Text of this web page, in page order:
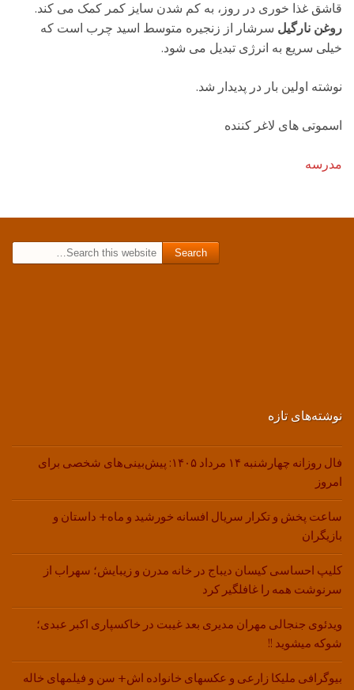
قاشق غذا خوری در روز، به کم شدن سایز کمر کمک می کند.
روغن نارگیل سرشار از زنجیره متوسط اسید چرب است که
خیلی سریع به انرژی تبدیل می شود.
نوشته اولین بار در پدیدار شد.
اسموتی های لاغر کننده
مدرسه
نوشته‌های تازه
فال روزانه چهارشنبه ۱۴ مرداد ۱۴۰۵: پیش‌بینی‌های شخصی برای
امروز
ساعت پخش و تکرار سریال افسانه خورشید و ماه+ داستان و
بازیگران
کلیپ احساسی کیسان دیباج در خانه مدرن و زیبایش؛ سهراب از
سرنوشت همه را غافلگیر کرد
ویدئوی جنجالی مهران مدیری بعد غیبت در خاکسپاری اکبر عبدی؛
شوکه میشوید !!
بیوگرافی ملیکا زارعی و عکسهای خانواده اش+ سن و فیلمهای خاله